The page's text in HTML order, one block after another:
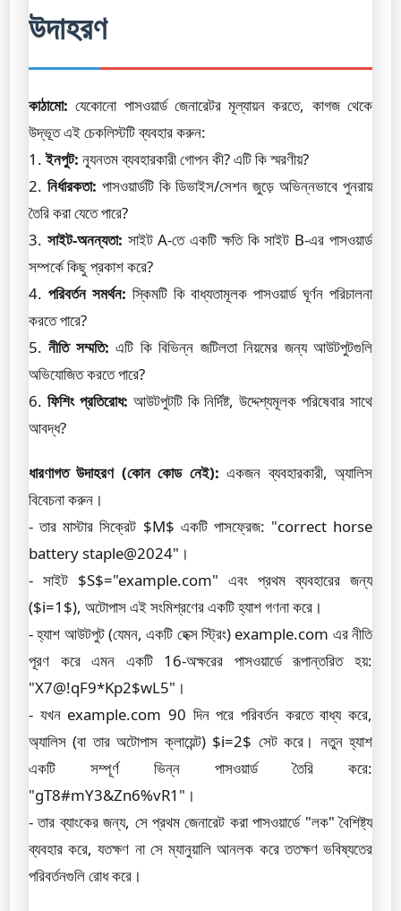
উদাহরণ
কাঠামো: যেকোনো পাসওয়ার্ড জেনারেটর মূল্যায়ন করতে, কাগজ থেকে
উদ্ভূত এই চেকলিস্টটি ব্যবহার করুন:
1.ইনপুট: ন্যূনতম ব্যবহারকারী গোপন কী? এটি কি স্মরণীয়?
2. নির্ধারকতা: পাসওয়ার্ডটি কি ডিভাইস/সেশন জুড়ে অভিন্নভাবে পুনরায়
তৈরি করা যেতে পারে?
3. সাইট-অনন্যতা: সাইট A-তে একটি ক্ষতি কি সাইট B-এর পাসওয়ার্ড
সম্পর্কে কিছু প্রকাশ করে?
4. পরিবর্তন সমর্থন: স্কিমটি কি বাধ্যতামূলক পাসওয়ার্ড ঘূর্ণন পরিচালনা
করতে পারে?
5.নীতি সম্মতি: এটি কি বিভিন্ন জটিলতা নিয়মের জন্য আউটপুটগুলি
অভিযোজিত করতে পারে?
6. ফিশিং প্রতিরোধ: আউটপুটটি কি নির্দিষ্ট, উদ্দেশ্যমূলক পরিষেবার সাথে
আবদ্ধ?
ধারণাগত উদাহরণ (কোন কোড নেই): একজন ব্যবহারকারী, অ্যালিস
বিবেচনা করুন।
- তার মাস্টার সিক্রেট $M$ একটি পাসফ্রেজ: "correct horse
battery staple@2024"।
- সাইট $S$="example.com" এবং প্রথম ব্যবহারের জন্য
($i=1$), অটোপাস এই সংমিশ্রণের একটি হ্যাশ গণনা করে।
- হ্যাশ আউটপুট (যেমন, একটি হেক্স স্ট্রিং) example.com এর নীতি
পূরণ করে এমন একটি 16-অক্ষরের পাসওয়ার্ডে রূপান্তরিত হয়:
"X7@!qF9*Kp2$wL5"।
- যখন example.com 90 দিন পরে পরিবর্তন করতে বাধ্য করে,
অ্যালিস (বা তার অটোপাস ক্লায়েন্ট) $i=2$ সেট করে। নতুন হ্যাশ
একটি সম্পূর্ণ ভিন্ন পাসওয়ার্ড তৈরি করে:
"gT8#mY3&Zn6%vR1"।
- তার ব্যাংকের জন্য, সে প্রথম জেনারেট করা পাসওয়ার্ডে "লক" বৈশিষ্ট্য
ব্যবহার করে, যতক্ষণ না সে ম্যানুয়ালি আনলক করে ততক্ষণ ভবিষ্যতের
পরিবর্তনগুলি রোধ করে।